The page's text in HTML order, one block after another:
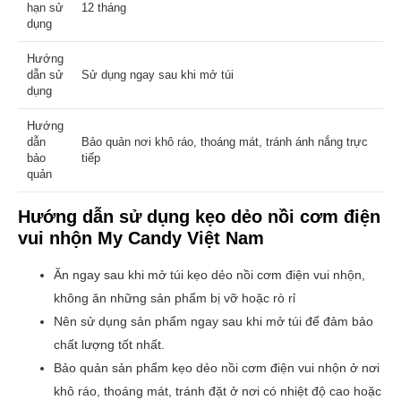
hạn sử
dụng
12 tháng
Hướng
dẫn sử
dụng
Sử dụng ngay sau khi mở túi
Hướng
dẫn
bảo
quản
Bảo quản nơi khô ráo, thoáng mát, tránh ánh nắng trực
tiếp
Hướng dẫn sử dụng kẹo dẻo nồi cơm điện
vui nhộn My Candy Việt Nam
Ăn ngay sau khi mở túi kẹo dẻo nồi cơm điện vui nhộn,
không ăn những sản phẩm bị vỡ hoặc rò rỉ
Nên sử dụng sản phẩm ngay sau khi mở túi để đảm bảo
chất lượng tốt nhất.
Bảo quản sản phẩm kẹo dẻo nồi cơm điện vui nhộn ở nơi
khô ráo, thoáng mát, tránh đặt ở nơi có nhiệt độ cao hoặc